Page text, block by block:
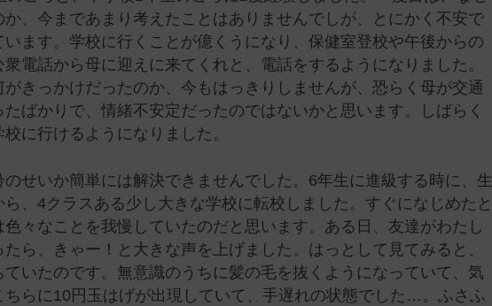
、今まであまり考えたことはありませんでしが、とにかく不安で
ます。学校に行くことが億くうになり、保健室登校や午後からの
電話から母に迎えに来てくれと、電話をするようになりました。
きっかけだったのか、今もはっきりしませんが、恐らく母が交通
ばかりで、情緒不安定だったのではないかと思います。しばらく
に行けるようになりました。
せいか簡単には解決できませんでした。6年生に進級する時に、生
、4クラスある少し大きな学校に転校しました。すぐになじめたと
々なことを我慢していたのだと思います。ある日、友達がわたし
ら、きゃー！と大きな声を上げました。はっとして見てみると、
いたのです。無意識のうちに髪の毛を抜くようになっていて、気
ちらに10円玉はげが出現していて、手遅れの状態でした…。ふさふ